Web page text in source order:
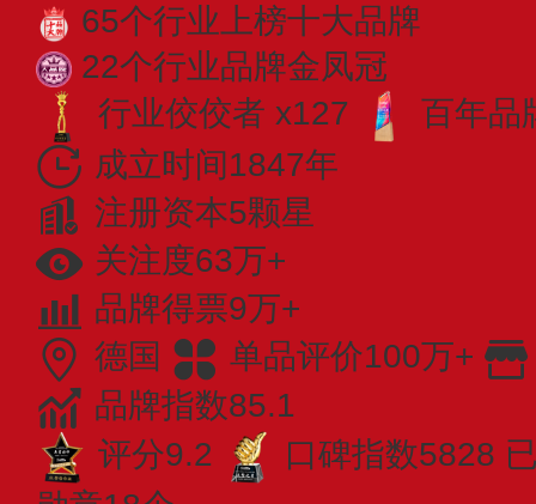
65个行业上榜十大品牌
22个行业品牌金凤冠
行业佼佼者 x127
百年品
成立时间1847年
注册资本5颗星
关注度63万+
品牌得票9万+
德国
单品评价100万+
品牌指数85.1
评分9.2
口碑指数5828